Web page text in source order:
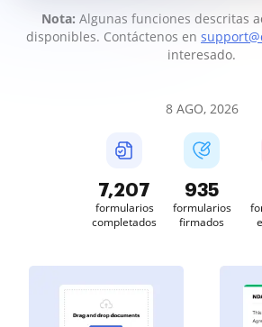
Nota: Algunas funciones descritas
disponibles. Contáctenos en
interesado.
8 AGO, 2026
7,207
formularios
completados
935
formularios
firmados